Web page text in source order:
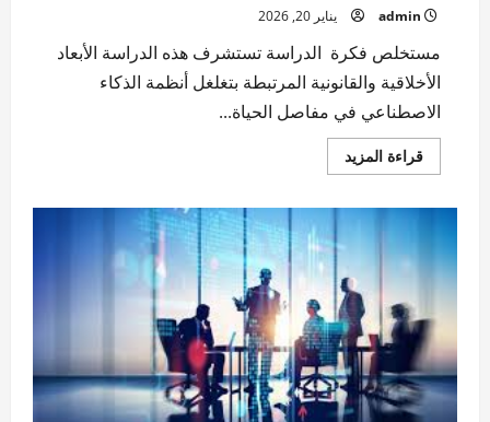
admin يناير 20, 2026
مستخلص فكرة الدراسة تستشرف هذه الدراسة الأبعاد
الأخلاقية والقانونية المرتبطة بتغلغل أنظمة الذكاء
الاصطناعي في مفاصل الحياة...
قراءة المزيد
المزيد
الذكاء
الاصطناعي:
التحديات
الفلسفية
والتقنية
في
القرن
الحادي
والعشرين